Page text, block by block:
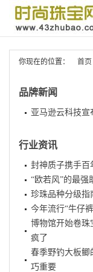
你现在的位置： 首页
品牌新闻
亚马逊云科技宣
行业资讯
封神质子携手百
“欧若风”的最强
珍珠品种分级指
今年流行“牛仔
博物馆开始卷珠
疯了
春季野钓大板鲫
巧重要